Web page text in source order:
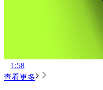
1:58
查看更多